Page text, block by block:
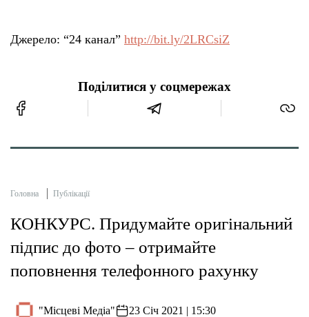
Джерело: “24 канал” http://bit.ly/2LRCsiZ
Поділитися у соцмережах
Головна Публікації
КОНКУРС. Придумайте оригінальний
підпис до фото – отримайте
поповнення телефонного рахунку
"Місцеві Медіа" 23 Січ 2021 | 15:30